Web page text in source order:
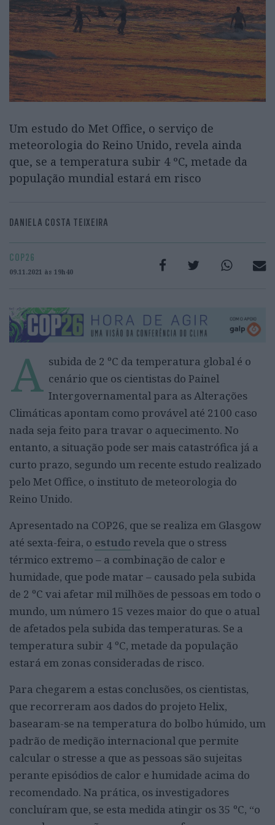
Um estudo do Met Office, o serviço de
meteorologia do Reino Unido, revela ainda
que, se a temperatura subir 4 ºC, metade da
população mundial estará em risco
DANIELA COSTA TEIXEIRA
COP26
09.11.2021 às 19h40
A subida de 2 ºC da temperatura global é o
cenário que os cientistas do Painel
Intergovernamental para as Alterações
Climáticas apontam como provável até 2100 caso
nada seja feito para travar o aquecimento. No
entanto, a situação pode ser mais catastrófica já a
curto prazo, segundo um recente estudo realizado
pelo Met Office, o instituto de meteorologia do
Reino Unido.
Apresentado na COP26, que se realiza em Glasgow
até sexta-feira, o estudo revela que o stress
térmico extremo – a combinação de calor e
humidade, que pode matar – causado pela subida
de 2 ºC vai afetar mil milhões de pessoas em todo o
mundo, um número 15 vezes maior do que o atual
de afetados pela subida das temperaturas. Se a
temperatura subir 4 ºC, metade da população
estará em zonas consideradas de risco.
Para chegarem a estas conclusões, os cientistas,
que recorreram aos dados do projeto Helix,
basearam-se na temperatura do bolbo húmido, um
padrão de medição internacional que permite
calcular o stresse a que as pessoas são sujeitas
perante episódios de calor e humidade acima do
recomendado. Na prática, os investigadores
concluíram que, se esta medida atingir os 35 ºC, “o